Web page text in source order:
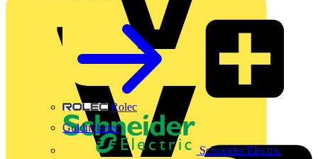
Rolec
Schneider Electric
Guldnyheter